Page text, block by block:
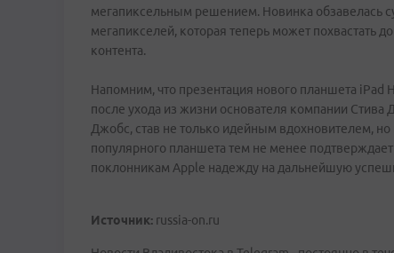
мегапиксельным решением. Новинка обзавелась
мегапикселей, которая теперь может похвастать
контента.
Напомним, что презентация нового планшета iPad
после ухода из жизни основателя компании
Джобс, став не только идейным вдохновителем,
популярного планшета тем не менее
поклонникам Apple надежду на дальнейшую
Источник: russia-on.ru